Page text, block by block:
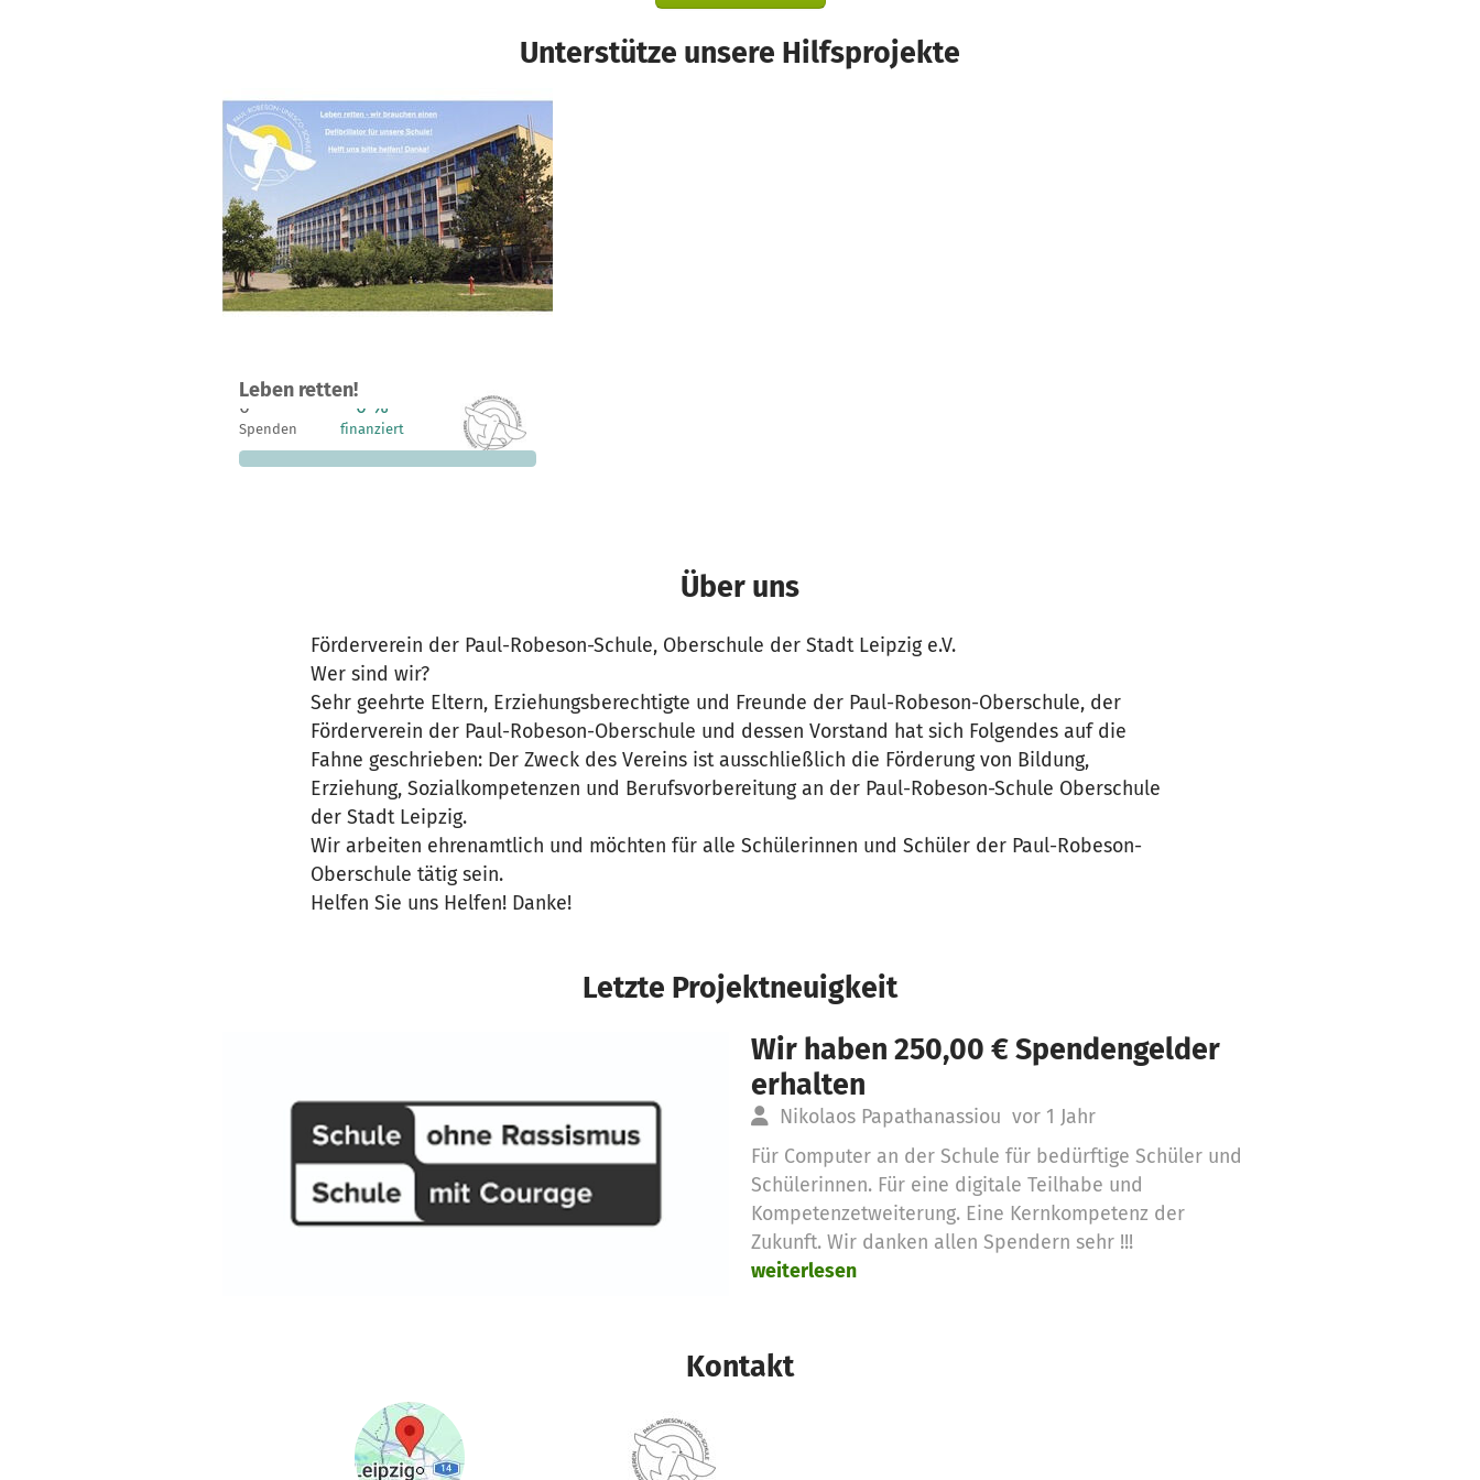
Unterstütze unsere Hilfsprojekte
Leben retten!
Ein Projekt in Leipzig, Deutschland
0
Spenden
0 %
finanziert
2.500 €
fehlen noch
Über uns
Förderverein der Paul-Robeson-Schule, Oberschule der Stadt Leipzig e.V.
Wer sind wir?
Sehr geehrte Eltern, Erziehungsberechtigte und Freunde der Paul-Robeson-Oberschule, der
Förderverein der Paul-Robeson-Oberschule und dessen Vorstand hat sich Folgendes auf die
Fahne geschrieben: Der Zweck des Vereins ist ausschließlich die Förderung von Bildung,
Erziehung, Sozialkompetenzen und Berufsvorbereitung an der Paul-Robeson-Schule Oberschule
der Stadt Leipzig.
Wir arbeiten ehrenamtlich und möchten für alle Schülerinnen und Schüler der Paul-Robeson-
Oberschule tätig sein.
Helfen Sie uns Helfen! Danke!
Letzte Projektneuigkeit
Wir haben 250,00 € Spendengelder
erhalten
Nikolaos Papathanassiou vor 1 Jahr
Für Computer an der Schule für bedürftige Schüler und
Schülerinnen. Für eine digitale Teilhabe und
Kompetenzetweiterung. Eine Kernkompetenz der
Zukunft. Wir danken allen Spendern sehr !!!
weiterlesen
Kontakt